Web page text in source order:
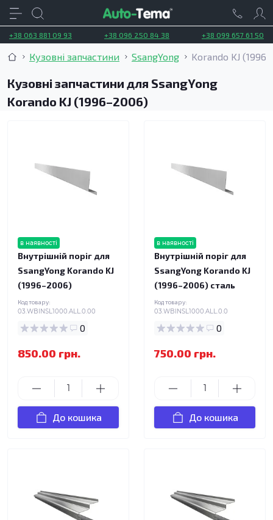
+38 063 881 09 93 +38 096 250 84 38 +38 099 657 61 50
Кузовні запчастини SsangYong Korando KJ
Кузовні запчастини для SsangYong
Korando KJ (1996–2006)
в наявності
Внутрішній поріг для
SsangYong Korando KJ
(1996–2006)
Код товару:
03.WBINSL1000.ALL.0.00
0
850.00 грн.
До кошика
в наявності
Внутрішній поріг для
SsangYong Korando KJ
(1996–2006) сталь
Код товару:
03.WBINSL1000.ALL.0.0
0
750.00 грн.
До кошика